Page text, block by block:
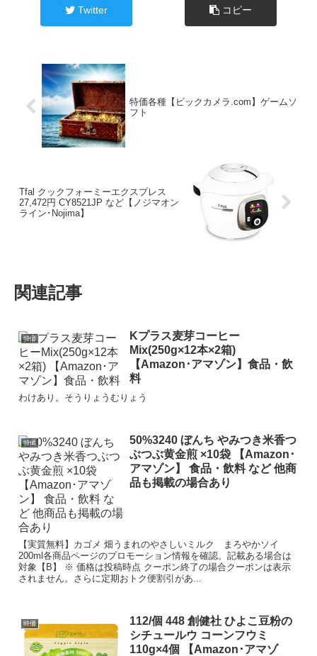
Twitter コピー
特価各種【ビックカメラ.com】ゲームソ
フト
Tfal クックフォーミーエクスプレス
27,472円 CY8521JP など【ノジマオン
ライン･Nojima】
関連記事
特価
Kプラス麦芽コーヒー
Mix(250g×12本×2箱)
【Amazon･アマゾン】食品・飲
料
わけあり。そうりょうむりょう
特価
50%3240 ぼんち やみつき米香つ
ぶつぶ黄金煎 ×10袋 【Amazon･
アマゾン】 食品・飲料 など 他商
品も掲載の場合あり
【実質無料】カゴメ 畑うまれのやさしいミルク まろやかソイ
200ml各商品ページのプロモーション情報を確認。記載ある場合は
対象【B】 ※ 価格は投稿時点 クーポン終了の場合クーポンは表示
されません。さらに定期おトク便割引があ...
特価
112/個 448 創健社 ひよこ豆粉の
シチュールウ コーンフウミ
110g×4個 【Amazon･アマゾ